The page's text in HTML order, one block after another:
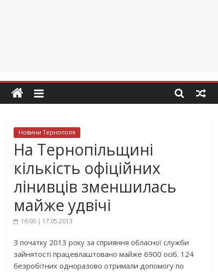
Новини Тернополя
На Тернопільщині
кількість офіційних
лінивців зменшилась
майже удвічі
16:00 | 17.05.2013
З початку 2013 року за сприяння обласної служби
зайнятості працевлаштовано майже 6900 осіб. 124
безробітних одноразово отримали допомогу по